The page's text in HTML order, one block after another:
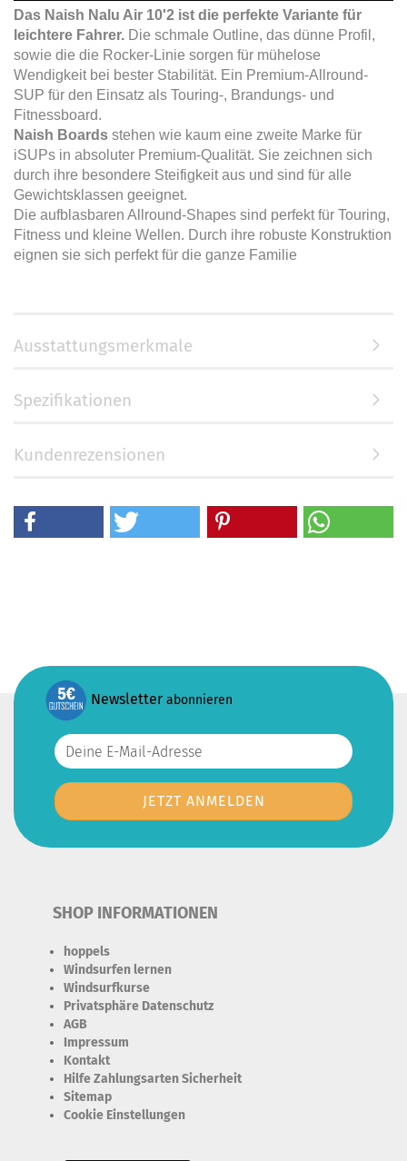
Das Naish Nalu Air 10'2 ist die perfekte Variante für
leichtere Fahrer. Die schmale Outline, das dünne Profil,
sowie die die Rocker-Linie sorgen für mühelose
Wendigkeit bei bester Stabilität. Ein Premium-Allround-
SUP für den Einsatz als Touring-, Brandungs- und
Fitnessboard.
Naish Boards stehen wie kaum eine zweite Marke für
iSUPs in absoluter Premium-Qualität. Sie zeichnen sich
durch ihre besondere Steifigkeit aus und sind für alle
Gewichtsklassen geeignet.
Die aufblasbaren Allround-Shapes sind perfekt für Touring,
Fitness und kleine Wellen. Durch ihre robuste Konstruktion
eignen sie sich perfekt für die ganze Familie
Ausstattungsmerkmale
Spezifikationen
Kundenrezensionen
Newsletter abonnieren
SHOP INFORMATIONEN
hoppels
Windsurfen lernen
Windsurfkurse
Privatsphäre Datenschutz
AGB
Impressum
Kontakt
Hilfe Zahlungsarten Sicherheit
Sitemap
Cookie Einstellungen